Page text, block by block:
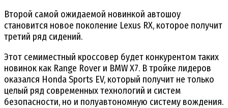
Второй самой ожидаемой новинкой автошоу
становится новое поколение Lexus RX, которое получит
третий ряд сидений.
Этот семиместный кроссовер будет конкурентом таких
новинок как Range Rover и BMW X7. В тройке лидеров
оказался Honda Sports EV, который получит не только
целый ряд современных технологий и систем
безопасности, но и полуавтономную систему вождения.